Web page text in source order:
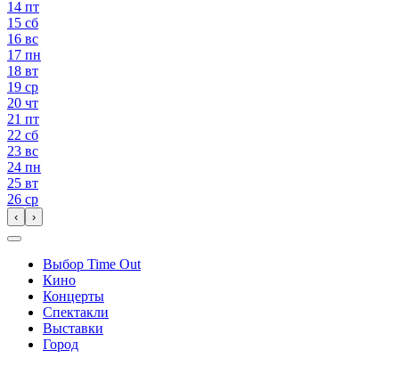
14 пт
15 сб
16 вс
17 пн
18 вт
19 ср
20 чт
21 пт
22 сб
23 вс
24 пн
25 вт
26 ср
‹ ›
Выбор Time Out
Кино
Концерты
Спектакли
Выставки
Город